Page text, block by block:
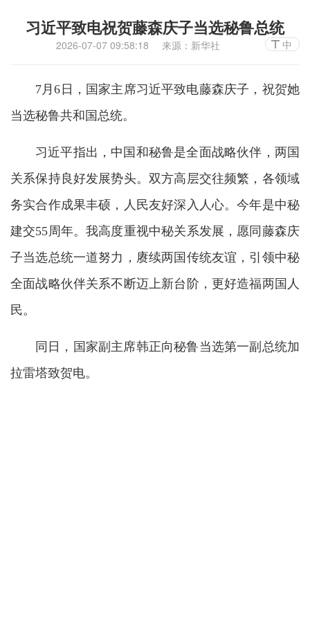
习近平致电祝贺藤森庆子当选秘鲁总统
2026-07-07 09:58:18 来源：新华社 中
7月6日，国家主席习近平致电藤森庆子，祝贺她
当选秘鲁共和国总统。
习近平指出，中国和秘鲁是全面战略伙伴，两国
关系保持良好发展势头。双方高层交往频繁，各领域
务实合作成果丰硕，人民友好深入人心。今年是中秘
建交55周年。我高度重视中秘关系发展，愿同藤森庆
子当选总统一道努力，赓续两国传统友谊，引领中秘
全面战略伙伴关系不断迈上新台阶，更好造福两国人
民。
同日，国家副主席韩正向秘鲁当选第一副总统加
拉雷塔致贺电。